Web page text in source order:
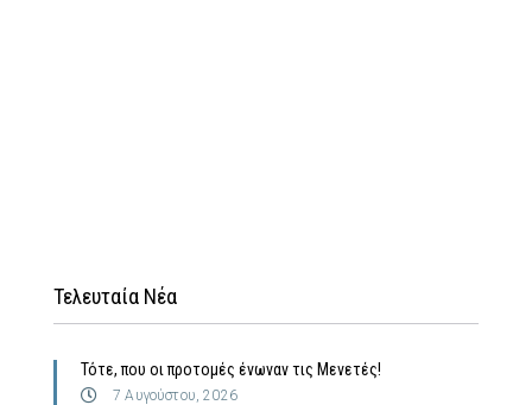
Τελευταία Νέα
Τότε, που οι προτομές ένωναν τις Μενετές!
7 Αυγούστου, 2026